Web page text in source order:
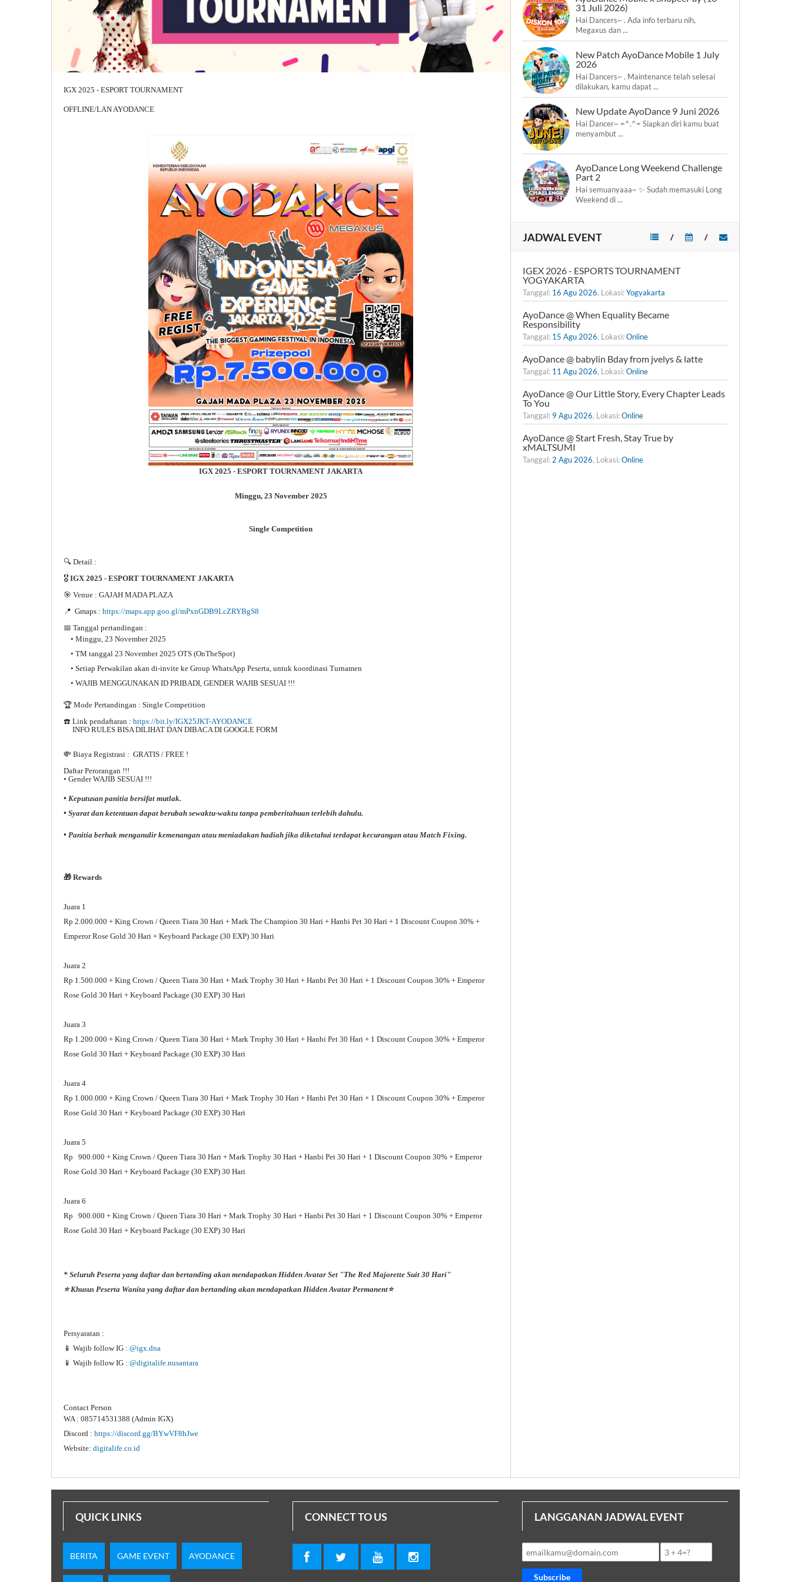
IGX 2025 - ESPORT TOURNAMENT
OFFLINE/LAN AYODANCE
IGX 2025 - ESPORT TOURNAMENT JAKARTA
Minggu, 23 November 2025
Single Competition
🔍 Detail :
🎖️ IGX 2025 - ESPORT TOURNAMENT JAKARTA
🎯 Venue : GAJAH MADA PLAZA
📍 Gmaps : https://maps.app.goo.gl/mPxnGDB9LcZRYBgS8
📅 Tanggal pertandingan :
• Minggu, 23 November 2025
• TM tanggal 23 November 2025 OTS (OnTheSpot)
• Setiap Perwakilan akan di-invite ke Group WhatsApp Peserta, untuk koordinasi Turnamen
• WAJIB MENGGUNAKAN ID PRIBADI, GENDER WAJIB SESUAI !!!
🏆 Mode Pertandingan : Single Competition
☎️ Link pendaftaran : https://bit.ly/IGX25JKT-AYODANCE
INFO RULES BISA DILIHAT DAN DIBACA DI GOOGLE FORM
💸 Biaya Registrasi : GRATIS / FREE !
Daftar Perorangan !!!
• Gender WAJIB SESUAI !!!
• Keputusan panitia bersifat mutlak.
• Syarat dan ketentuan dapat berubah sewaktu-waktu tanpa pemberitahuan terlebih dahulu.
• Panitia berhak menganulir kemenangan atau meniadakan hadiah jika diketahui terdapat kecurangan atau Match Fixing.
🎁 Rewards
Juara 1
Rp 2.000.000 + King Crown / Queen Tiara 30 Hari + Mark The Champion 30 Hari + Hanbi Pet 30 Hari + 1 Discount Coupon 30% +
Emperor Rose Gold 30 Hari + Keyboard Package (30 EXP) 30 Hari
Juara 2
Rp 1.500.000 + King Crown / Queen Tiara 30 Hari + Mark Trophy 30 Hari + Hanbi Pet 30 Hari + 1 Discount Coupon 30% + Emperor
Rose Gold 30 Hari + Keyboard Package (30 EXP) 30 Hari
Juara 3
Rp 1.200.000 + King Crown / Queen Tiara 30 Hari + Mark Trophy 30 Hari + Hanbi Pet 30 Hari + 1 Discount Coupon 30% + Emperor
Rose Gold 30 Hari + Keyboard Package (30 EXP) 30 Hari
Juara 4
Rp 1.000.000 + King Crown / Queen Tiara 30 Hari + Mark Trophy 30 Hari + Hanbi Pet 30 Hari + 1 Discount Coupon 30% + Emperor
Rose Gold 30 Hari + Keyboard Package (30 EXP) 30 Hari
Juara 5
Rp 900.000 + King Crown / Queen Tiara 30 Hari + Mark Trophy 30 Hari + Hanbi Pet 30 Hari + 1 Discount Coupon 30% + Emperor
Rose Gold 30 Hari + Keyboard Package (30 EXP) 30 Hari
Juara 6
Rp 900.000 + King Crown / Queen Tiara 30 Hari + Mark Trophy 30 Hari + Hanbi Pet 30 Hari + 1 Discount Coupon 30% + Emperor
Rose Gold 30 Hari + Keyboard Package (30 EXP) 30 Hari
* Seluruh Peserta yang daftar dan bertanding akan mendapatkan Hidden Avatar Set "The Red Majorette Suit 30 Hari"
⭐ Khusus Peserta Wanita yang daftar dan bertanding akan mendapatkan Hidden Avatar Permanent⭐
Persyaratan :
📱 Wajib follow IG : @igx.dna
📱 Wajib follow IG : @digitalife.nusantara
Contact Person
WA : 085714531388 (Admin IGX)
Discord : https://discord.gg/BYwVF8hJwe
Website: digitalife.co.id
31 Juli 2026)
Hai Dancers~ . Ada info terbaru nih,
Megaxus dan ...
New Patch AyoDance Mobile 1 July
2026
Hai Dancers~ . Maintenance telah selesai
dilakukan, kamu dapat ...
New Update AyoDance 9 Juni 2026
Hai Dancer~ =^.^= Siapkan diri kamu buat
menyambut ...
AyoDance Long Weekend Challenge
Part 2
Hai semuanyaaa~ ✨ Sudah memasuki Long
Weekend di ...
JADWAL EVENT /
/
IGEX 2026 - ESPORTS TOURNAMENT
YOGYAKARTA
Tanggal: 16 Agu 2026, Lokasi:Yogyakarta
AyoDance @ When Equality Became
Responsibility
Tanggal: 15 Agu 2026, Lokasi:Online
AyoDance @ babylin Bday from jvelys & latte
Tanggal: 11 Agu 2026, Lokasi:Online
AyoDance @ Our Little Story, Every Chapter Leads
To You
Tanggal: 9 Agu 2026, Lokasi:Online
AyoDance @ Start Fresh, Stay True by
xMALTSUMI
Tanggal: 2 Agu 2026, Lokasi:Online
QUICK LINKS
BERITA GAME EVENT AYODANCE
CONNECT TO US LANGGANAN JADWAL EVENT
Subscribe